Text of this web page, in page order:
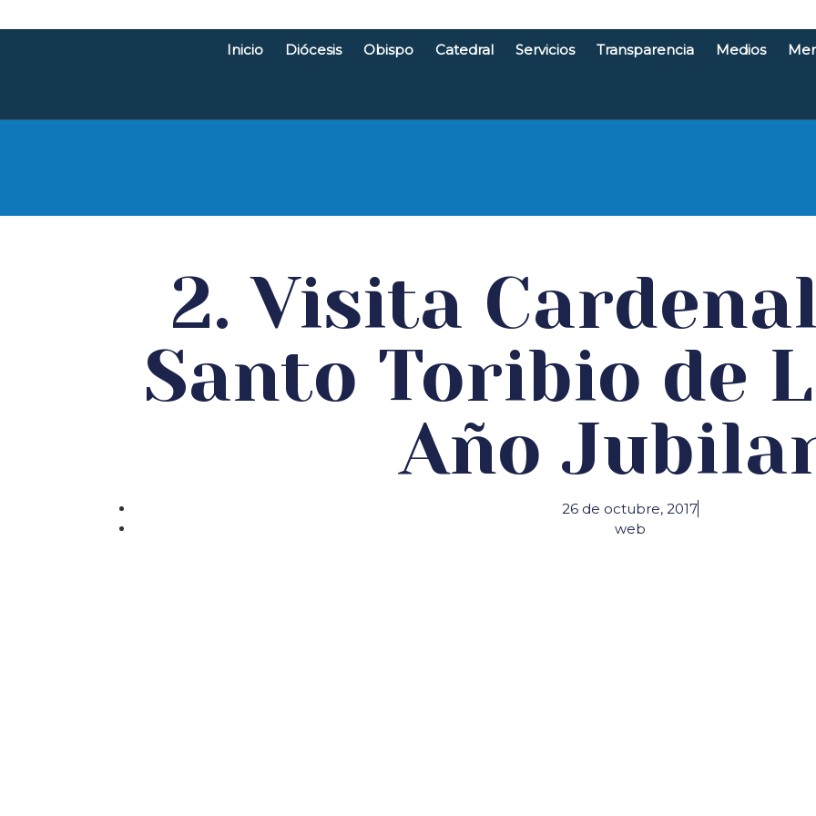
Inicio Diócesis Obispo Catedral Servicios Transparencia Medios
2. Visita
Santo Toribio de
Año
26 de octubre, 2017
web